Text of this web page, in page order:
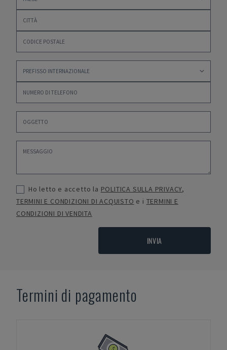
Ho letto e accetto la POLITICA SULLA PRIVACY,
TERMINI E CONDIZIONI DI ACQUISTO e i TERMINI E
CONDIZIONI DI VENDITA
INVIA
Termini di pagamento